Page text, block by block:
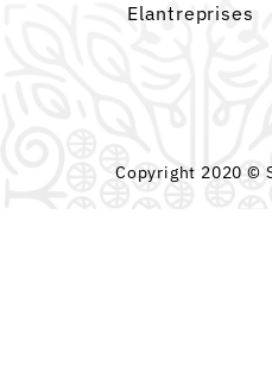
Elantreprises
Copyright 2020 ©